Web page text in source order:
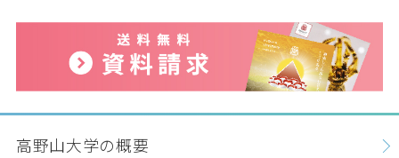
高野山大学の概要